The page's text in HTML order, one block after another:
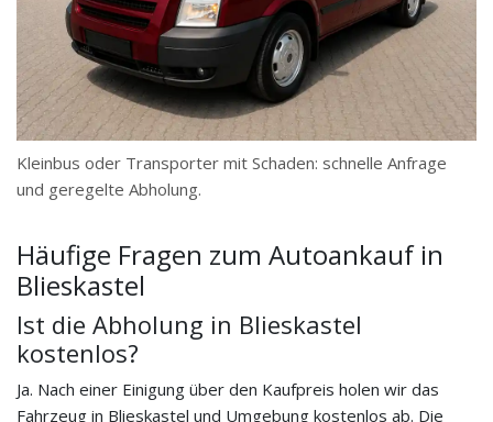
Kleinbus oder Transporter mit Schaden: schnelle Anfrage
und geregelte Abholung.
Häufige Fragen zum Autoankauf in
Blieskastel
Ist die Abholung in Blieskastel
kostenlos?
Ja. Nach einer Einigung über den Kaufpreis holen wir das
Fahrzeug in Blieskastel und Umgebung kostenlos ab. Die